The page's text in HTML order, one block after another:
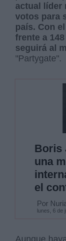
actual líder
votos para
país. Con
frente a
seguirá al
"Partygate".
Boris
una
el
Por
lunes, 6 de